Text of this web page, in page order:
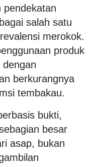
pendekatan
salah satu
merokok.
produk
berkurangnya
tembakau.
bukti,
besar
asap, bukan